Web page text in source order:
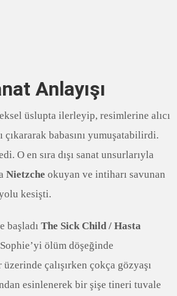
Anlayışı
üslupta ilerleyip, resimlerine alıcı
çıkararak babasını yumuşatabilirdi.
O en sıra dışı sanat unsurlarıyla
Nietzche okuyan ve intiharı savunan
kesişti.
başladı The Sick Child / Hasta
ölüm döşeğinde
çalışırken çokça gözyaşı
esinlenerek bir şişe tineri tuvale